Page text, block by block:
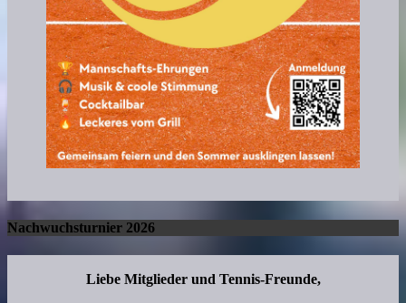
Nachwuchsturnier 2026
Liebe Mitglieder und Tennis-Freunde,